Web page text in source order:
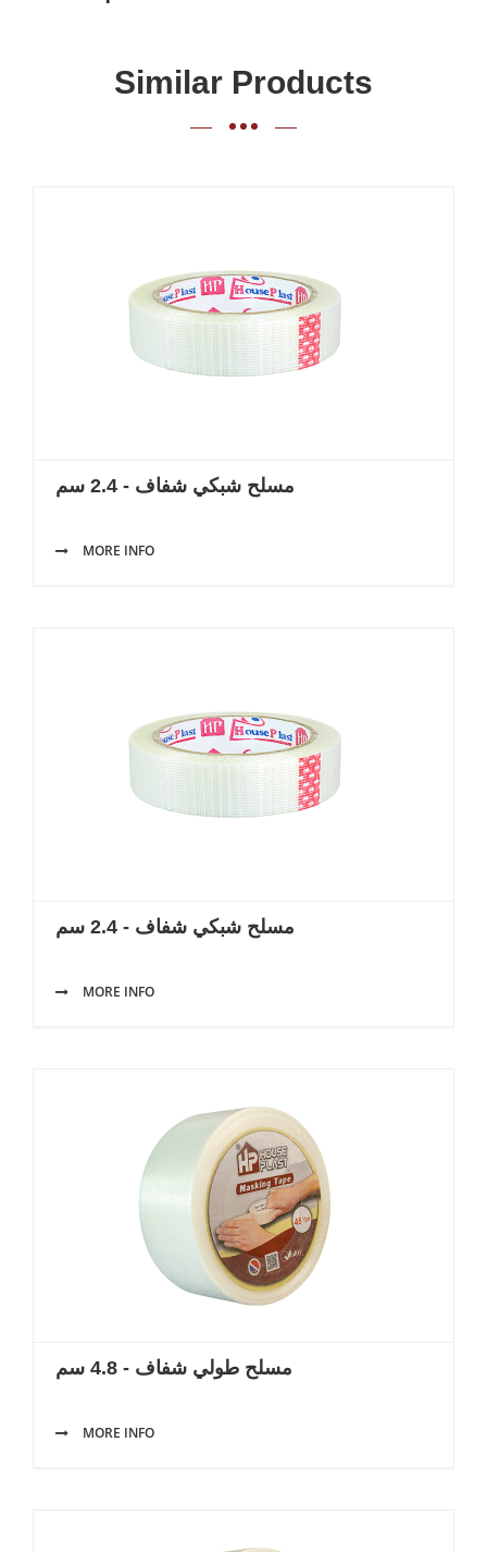
Similar Products
مسلح شبكي شفاف - 2.4 سم
MORE INFO
مسلح شبكي شفاف - 2.4 سم
MORE INFO
مسلح طولي شفاف - 4.8 سم
MORE INFO